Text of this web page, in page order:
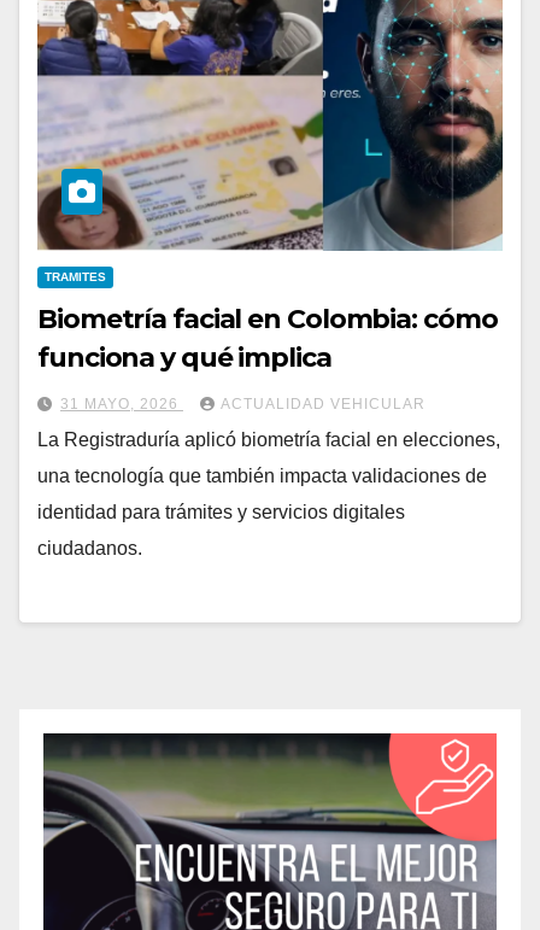
TRAMITES
Biometría facial en Colombia: cómo
funciona y qué implica
31 MAYO, 2026 ACTUALIDAD VEHICULAR
La Registraduría aplicó biometría facial en elecciones,
una tecnología que también impacta validaciones de
identidad para trámites y servicios digitales
ciudadanos.